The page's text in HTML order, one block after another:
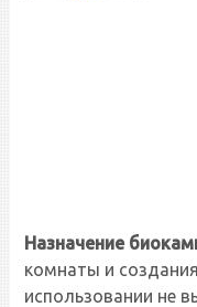
Назначение
комнаты и
использовании не